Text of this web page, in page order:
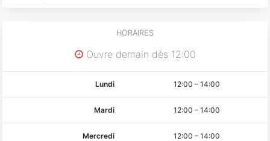
HORAIRES
Ouvre demain dès 12:00
Lundi 12:00 –14:00
Mardi 12:00 –14:00
Mercredi 12:00 –14:00